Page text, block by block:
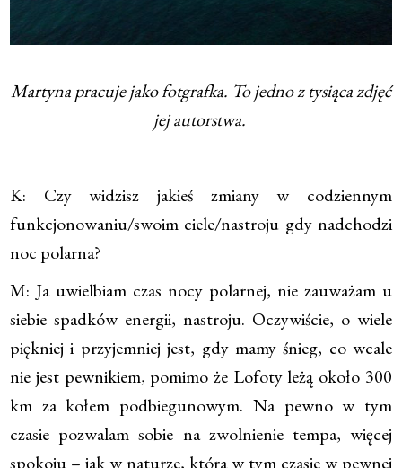
Martyna pracuje jako fotgrafka. To jedno z tysiąca zdjęć
jej autorstwa.
K: Czy widzisz jakieś zmiany w codziennym
funkcjonowaniu/swoim ciele/nastroju gdy nadchodzi
noc polarna?
M: Ja uwielbiam czas nocy polarnej, nie zauważam u
siebie spadków energii, nastroju. Oczywiście, o wiele
piękniej i przyjemniej jest, gdy mamy śnieg, co wcale
nie jest pewnikiem, pomimo że Lofoty leżą około 300
km za kołem podbiegunowym. Na pewno w tym
czasie pozwalam sobie na zwolnienie tempa, więcej
spokoju – jak w naturze, która w tym czasie w pewnej